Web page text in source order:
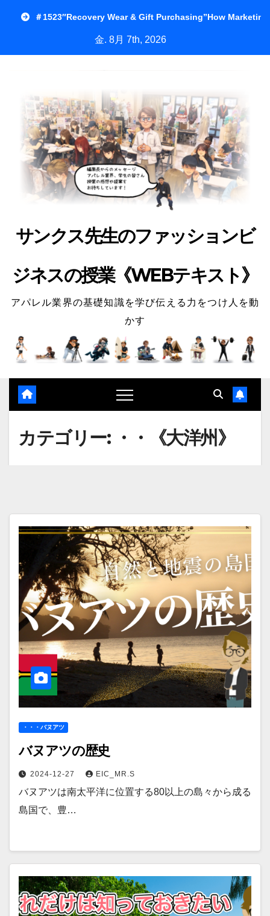
＃1523″Recovery Wear & Gift Purchasing”How
金. 8月 7th, 2026
サンクス先生のファッションビ
ジネスの授業《WEBテキスト》
アパレル業界の基礎知識を学び伝える力をつけ人を動
かす
カテゴリー: ・・《大洋州》
・・・バヌアツ
バヌアツの歴史
2024-12-27 EIC_MR.S
バヌアツは南太平洋に位置する80以上の島々から成る
島国で、豊…